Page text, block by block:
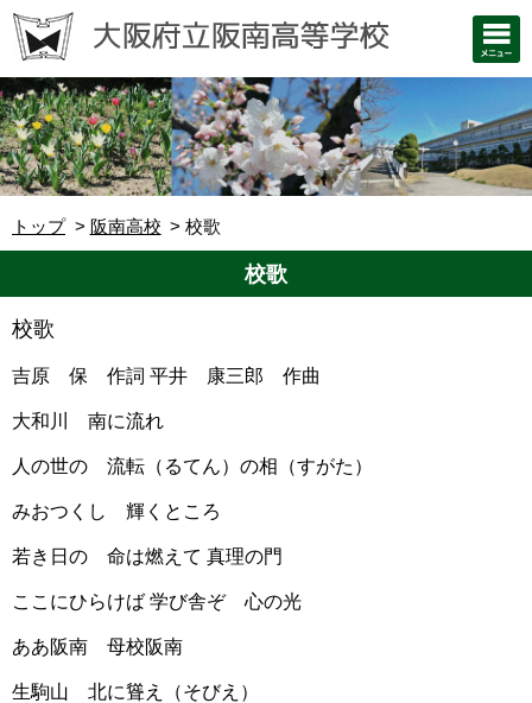
トップ 阪南高校 校歌
校歌
校歌
吉原 保 作詞 平井 康三郎 作曲
大和川 南に流れ
人の世の 流転（るてん）の相（すがた）
みおつくし 輝くところ
若き日の 命は燃えて 真理の門
ここにひらけば 学び舎ぞ 心の光
ああ阪南 母校阪南
生駒山 北に聳え（そびえ）